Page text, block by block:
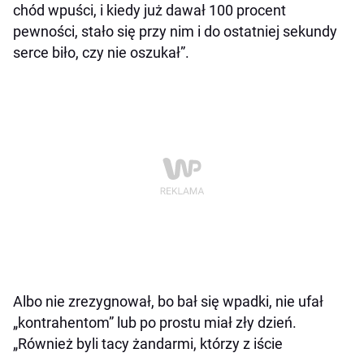
chód wpuści, i kiedy już dawał 100 procent
pewności, stało się przy nim i do ostatniej sekundy
serce biło, czy nie oszukał”.
Albo nie zrezygnował, bo bał się wpadki, nie ufał
„kontrahentom” lub po prostu miał zły dzień.
„Również byli tacy żandarmi, którzy z iście